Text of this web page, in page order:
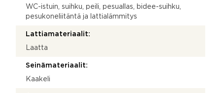
WC-istuin, suihku, peili, pesuallas, bidee-suihku,
pesukoneliitäntä ja lattialämmitys
Lattiamateriaalit:
Laatta
Seinämateriaalit:
Kaakeli